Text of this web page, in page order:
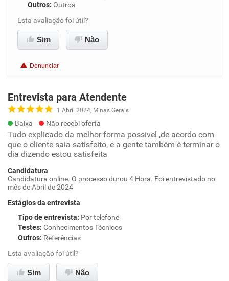
Outros: Outros
Esta avaliação foi útil?
Sim Não
Denunciar
Entrevista para Atendente
1 Abril 2024, Minas Gerais
Baixa Não recebi oferta
Tudo explicado da melhor forma possível ,de acordo com
que o cliente saia satisfeito, e a gente também é terminar o
dia dizendo estou satisfeita
Candidatura
Candidatura online. O processo durou 4 Hora. Foi entrevistado no
mês de Abril de 2024
Estágios da entrevista
Tipo de entrevista: Por telefone
Testes: Conhecimentos Técnicos
Outros: Referências
Esta avaliação foi útil?
Sim Não